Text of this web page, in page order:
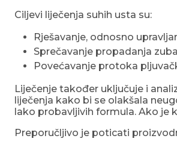
Ciljevi liječenja suhih usta su:
Rješavanje, odnosno
Sprečavanje propadanja
Povećavanje protoka
Liječenje također uključuje i
liječenja kako bi se olakšala
lako probavljivih formula. Ako je
Preporučljivo je poticati